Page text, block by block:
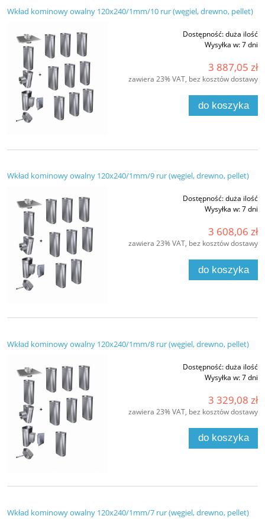
Wkład kominowy owalny 120x240/1mm/10 rur (węgiel, drewno, pellet)
Dostępność:duża ilość
Wysyłka w:7 dni
3 887,05 zł
zawiera 23% VAT, bez kosztów dostawy
do koszyka
Wkład kominowy owalny 120x240/1mm/9 rur (węgiel, drewno, pellet)
Dostępność:duża ilość
Wysyłka w:7 dni
3 608,06 zł
zawiera 23% VAT, bez kosztów dostawy
do koszyka
Wkład kominowy owalny 120x240/1mm/8 rur (węgiel, drewno, pellet)
Dostępność:duża ilość
Wysyłka w:7 dni
3 329,08 zł
zawiera 23% VAT, bez kosztów dostawy
do koszyka
Wkład kominowy owalny 120x240/1mm/7 rur (węgiel, drewno, pellet)